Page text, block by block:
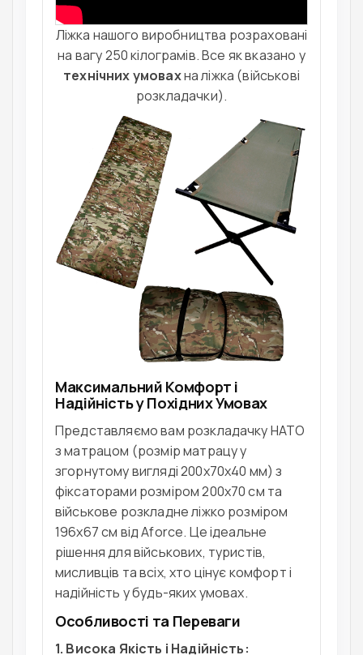
Ліжка нашого виробництва розраховані
на вагу 250 кілограмів. Все як вказано у
технічних умовахна ліжка (військові
розкладачки).
Максимальний Комфорт і
Надійність у Похідних Умовах
Представляємо вам розкладачку НАТО
з матрацом (розмір матрацу у
згорнутому вигляді 200х70х40 мм) з
фіксаторами розміром 200х70 см та
військове розкладне ліжко розміром
196x67 см від Aforce. Це ідеальне
рішення для військових, туристів,
мисливців та всіх, хто цінує комфорт і
надійність у будь-яких умовах.
Особливості та Переваги
1. Висока Якість і Надійність: